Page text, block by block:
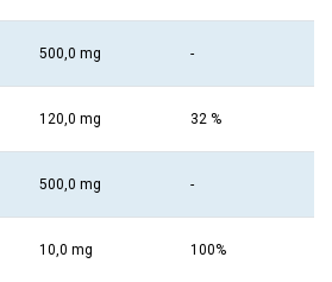
500,0 mg -
120,0 mg 32 %
500,0 mg -
10,0 mg 100%